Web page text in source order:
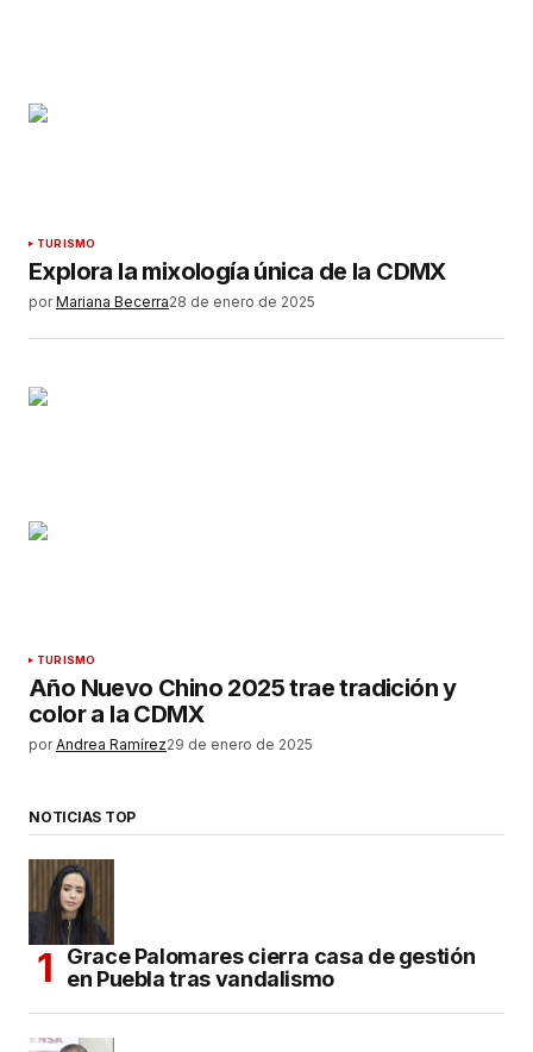
TURISMO
Explora la mixología única de la CDMX
por Mariana Becerra28 de enero de 2025
TURISMO
Año Nuevo Chino 2025 trae tradición y
color a la CDMX
por Andrea Ramírez29 de enero de 2025
NOTICIAS TOP
Grace Palomares cierra casa de gestión
en Puebla tras vandalismo